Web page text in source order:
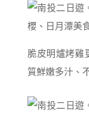
脆皮明爐烤雞
質鮮嫩多汁、